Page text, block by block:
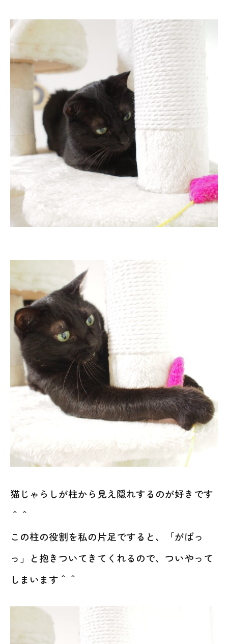
猫じゃらしが柱から見え隠れするのが好きです
＾＾
この柱の役割を私の片足ですると、「がばっ
っ」と抱きついてきてくれるので、ついやって
しまいます＾＾